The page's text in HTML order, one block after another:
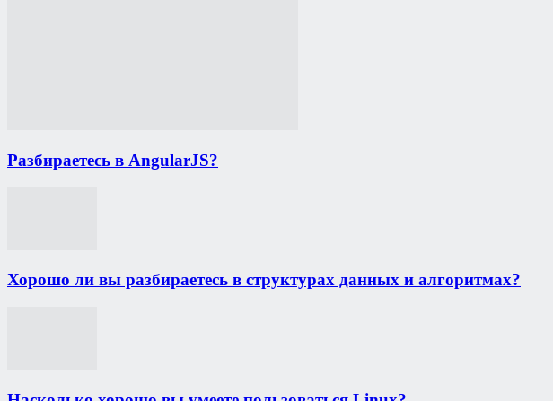
Разбираетесь в AngularJS?
Хорошо ли вы разбираетесь в структурах данных и алгоритмах?